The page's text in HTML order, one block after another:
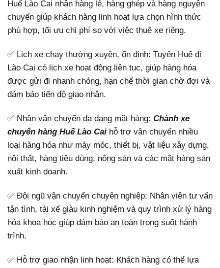
Huế Lào Cai nhận hàng lẻ, hàng ghép và hàng nguyên
chuyến giúp khách hàng linh hoạt lựa chọn hình thức
phù hợp, tối ưu chi phí so với việc thuê xe riêng.
✅ Lịch xe chạy thường xuyên, ổn định: Tuyến Huế đi
Lào Cai có lịch xe hoạt động liên tục, giúp hàng hóa
được gửi đi nhanh chóng, hạn chế thời gian chờ đợi và
đảm bảo tiến độ giao nhận.
✅ Nhận vận chuyển đa dạng mặt hàng: Chành xe
chuyển hàng Huế Lào Cai hỗ trợ vận chuyển nhiều
loại hàng hóa như máy móc, thiết bị, vật liệu xây dựng,
nội thất, hàng tiêu dùng, nông sản và các mặt hàng sản
xuất kinh doanh.
✅ Đội ngũ vận chuyển chuyên nghiệp: Nhân viên tư vấn
tận tình, tài xế giàu kinh nghiệm và quy trình xử lý hàng
hóa khoa học giúp đảm bảo an toàn trong suốt hành
trình.
✅ Hỗ trợ giao nhận linh hoạt: Khách hàng có thể lựa